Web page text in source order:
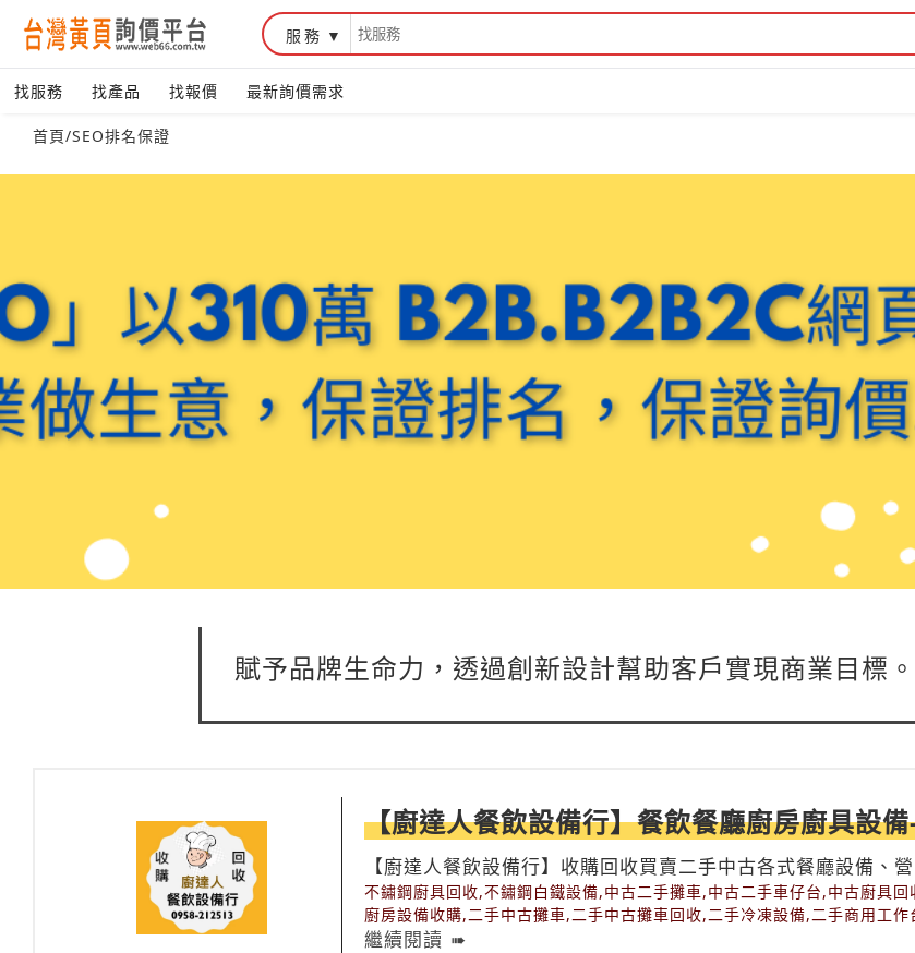
服務
找服務 找產品 找報價 最新詢價需求
首頁/SEO排名保證
賦予品牌生命力，透過創新設計幫助客戶實現商業目標。
【廚達人餐飲設備行】餐飲餐廳廚房廚具設
【廚達人餐飲設備行】收購回收買賣二手中古各式餐廳設備、
具、工作台水槽攤車
不鏽鋼廚具回收,不鏽鋼白鐵設備,中古二手攤車,中古二手車仔台,中古廚具
廚房設備收購,二手中古攤車,二手中古攤車回收,二手冷凍設備,二手商用工作
廚具買賣,二手餐飲設備回收,冷熱豆花台,切肉機回收,切肉機收購回收,北部二
繼續閱讀